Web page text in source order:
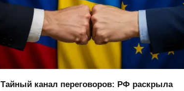
Тайный канал переговоров: РФ раскрыла